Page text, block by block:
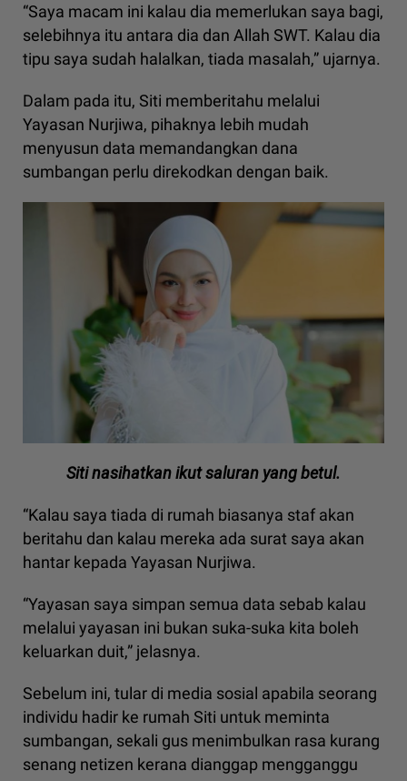
“Saya macam ini kalau dia memerlukan saya bagi,
selebihnya itu antara dia dan Allah SWT. Kalau dia
tipu saya sudah halalkan, tiada masalah,” ujarnya.
Dalam pada itu, Siti memberitahu melalui
Yayasan Nurjiwa, pihaknya lebih mudah
menyusun data memandangkan dana
sumbangan perlu direkodkan dengan baik.
Siti nasihatkan ikut saluran yang betul.
“Kalau saya tiada di rumah biasanya staf akan
beritahu dan kalau mereka ada surat saya akan
hantar kepada Yayasan Nurjiwa.
“Yayasan saya simpan semua data sebab kalau
melalui yayasan ini bukan suka-suka kita boleh
keluarkan duit,” jelasnya.
Sebelum ini, tular di media sosial apabila seorang
individu hadir ke rumah Siti untuk meminta
sumbangan, sekali gus menimbulkan rasa kurang
senang netizen kerana dianggap mengganggu